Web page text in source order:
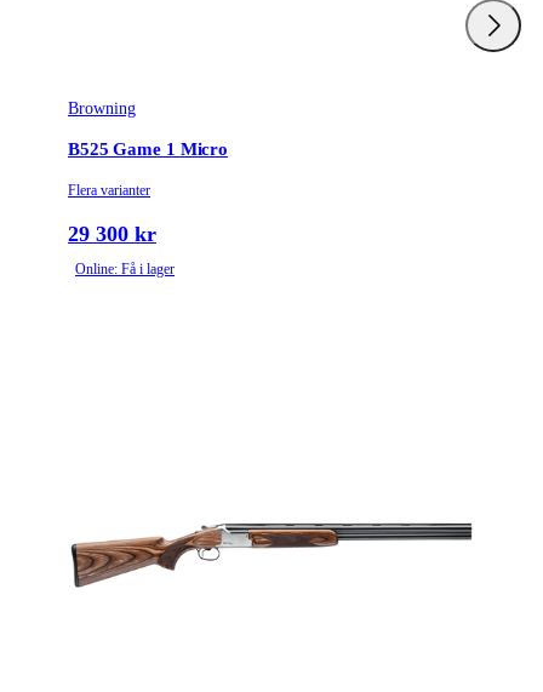
Browning
B525 Game 1 Micro
Flera varianter
29 300 kr
Online: Få i lager